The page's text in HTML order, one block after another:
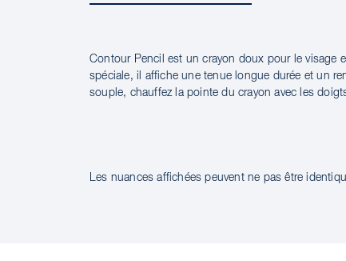
DESCRIPTION DU PRODUIT
Contour Pencil est un crayon doux pour le visage
spéciale, il affiche une tenue longue durée et un
souple, chauffez la pointe du crayon avec les
Les nuances affichées peuvent ne pas être